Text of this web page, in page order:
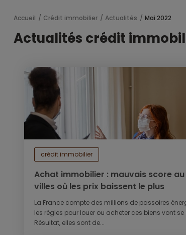
Accueil Crédit immobilier Actualités Mai 2022
Actualités crédit
crédit immobilier
Achat immobilier : mauvais score au
villes où les prix baissent le plus
La France compte des millions de passoires
les règles pour louer ou acheter ces biens vont se
Résultat, elles sont de...